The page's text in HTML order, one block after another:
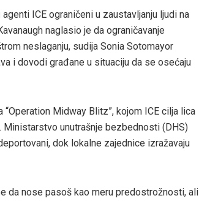
ICE ograničeni u zaustavljanju ljudi na
naglasio je da ograničavanje
neslaganju, sudija Sonia Sotomayor
i dovodi građane u situaciju da se osećaju
Midway Blitz”, kojom ICE cilja lica
unutrašnje bezbednosti (DHS)
dok lokalne zajednice izražavaju
da nose pasoš kao meru predostrožnosti, ali